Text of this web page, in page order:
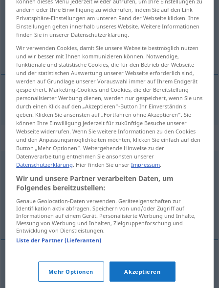
Übersicht aller Übersetzungen
(Für mehr Details die Übersetzung anklicken/antippen)
zurückgekrümmt
zurückgekrümmt replicate besonders BOT leaf
„replicate“: noun
replicate [ˈreplikit]s
Übersicht aller Übersetzungen
Wiederholung Oktavverdoppelung
Wiederholung f replicate of experiment
ändern oder Ihre Einwilligung zu widerrufen, indem Sie auf den Link
Privatsphäre-Einstellungen am unteren Rand der Webseite klicken. Ihre
Einstellungen gelten innerhalb unseres Website. Weitere Informationen
finden Sie in unserer Datenschutzerklärung.
Wir verwenden Cookies, damit Sie unsere Webseite bestmöglich nutzen
und wir besser mit Ihnen kommunizieren können. Notwendige,
funktionale und statistische Cookies, die für den Betrieb der Webseite
und der statistischen Auswertung unserer Webseite erforderlich sind,
werden auf Grundlage unserer Vorauswahl immer auf Ihrem Endgerät
gespeichert. Marketing-Cookies und Cookies, die der Bereitstellung
personalisierter Werbung dienen, werden nur gespeichert, wenn Sie uns
durch einen Klick auf den „Akzeptieren“-Button Ihr Einverständnis
geben. Klicken Sie ansonsten auf „Fortfahren ohne Akzeptieren“. Sie
können Ihre Einwilligung jederzeit für zukünftige Besuche unserer
Webseite widerrufen. Wenn Sie weitere Informationen zu den Cookies
und den Anpassungsmöglichkeiten möchten, klicken Sie einfach auf den
Button „Mehr Optionen“. Weitergehende Hinweise zu der
Datenverarbeitung entnehmen Sie ansonsten unserer
Datenschutzerklärung. Hier finden Sie unserImpressum.
Wir und unsere Partner verarbeiten Daten, um
Folgendes bereitzustellen:
Genaue Geolocation-Daten verwenden. Geräteeigenschaften zur
Identifikation aktiv abfragen. Speichern von und/oder Zugriff auf
Informationen auf einem Gerät. Personalisierte Werbung und Inhalte,
Messung von Werbung und Inhalten, Zielgruppenforschung und
Entwicklung von Dienstleistungen.
Liste der Partner (Lieferanten)
Mehr Optionen Akzeptieren